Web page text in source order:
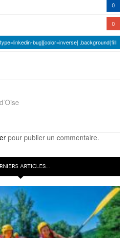
0
0
bug][color=inverse] .background{fill
pour publier un commentaire.
ARTICLES…